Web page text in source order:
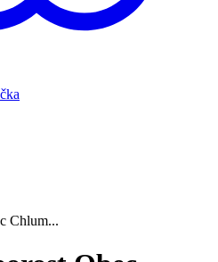
Chlum...